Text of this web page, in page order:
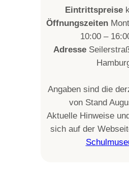
Eintrittspreise
Öffnungszeiten
10:00 –
Adresse
Angaben sind die
von Stand
Aktuelle Hinweise
sich auf der